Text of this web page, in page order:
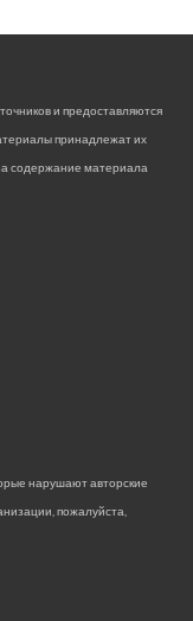
и предоставляются
принадлежат их
содержание материала
нарушают авторские
пожалуйста,